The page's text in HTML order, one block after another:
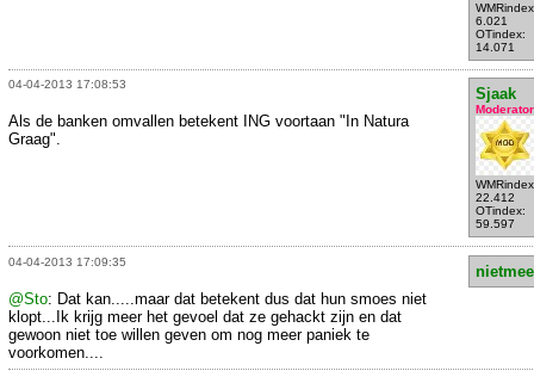
6.021
OTindex:
14.071
04-04-2013 17:08:53
Sjaak
Moderator
22.412
OTindex:
59.597
Als de banken omvallen betekent ING voortaan "In Natura
Graag".
04-04-2013 17:09:35
@Sto: Dat kan.....maar dat betekent dus dat hun smoes niet
klopt...Ik krijg meer het gevoel dat ze gehackt zijn en dat
gewoon niet toe willen geven om nog meer paniek te
voorkomen....